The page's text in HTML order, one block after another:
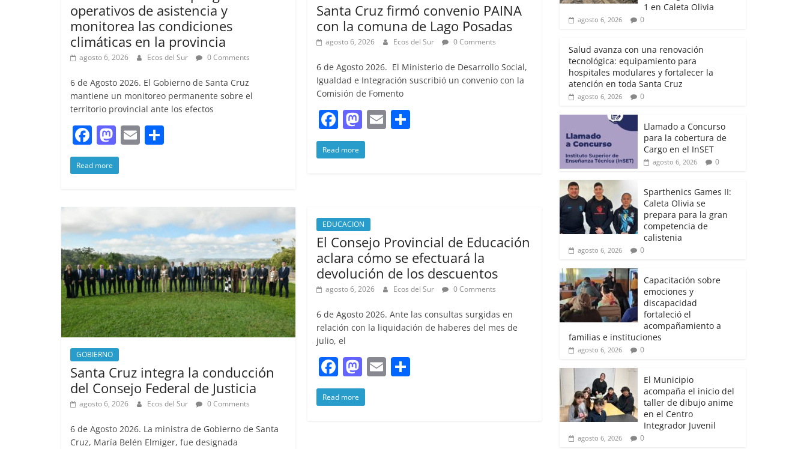
operativos de asistencia y
monitorea las condiciones
climáticas en la provincia
agosto 6, 2026 Ecos del Sur 0 Comments
6 de Agosto 2026. El Gobierno de Santa Cruz
mantiene un monitoreo permanente sobre el
territorio provincial ante los efectos
F
a
c
b
o
o
k
M
a
st
d
o
n
E
Read more
Santa Cruz firmó convenio PAINA
con la comuna de Lago Posadas
agosto 6, 2026 Ecos del Sur 0 Comments
6 de Agosto 2026. El Ministerio de Desarrollo Social,
Igualdad e Integración suscribió un convenio con la
Comisión de Fomento
F
a
c
o
o
k
M
a
st
o
n
E
Read more
GOBIERNO
Santa Cruz integra la conducción
del Consejo Federal de Justicia
agosto 6, 2026 Ecos del Sur 0 Comments
6 de Agosto 2026. La ministra de Gobierno de Santa
Cruz, María Belén Elmiger, fue designada
EDUCACION
El Consejo Provincial de Educación
aclara cómo se efectuará la
devolución de los descuentos
agosto 6, 2026 Ecos del Sur 0 Comments
6 de Agosto 2026. Ante las consultas surgidas en
relación con la liquidación de haberes del mes de
julio, el
F
a
c
M
a
st
E
Read more
1 en Caleta Olivia
agosto 6, 2026 0
Salud avanza con una renovación
tecnológica: equipamiento para
hospitales modulares y fortalecer la
atención en toda Santa Cruz
agosto 6, 2026 0
Llamado a Concurso
para la cobertura de
Cargo en el InSET
agosto 6, 2026 0
Sparthenics Games II:
Caleta Olivia se
prepara para la gran
competencia de
calistenia
agosto 6, 2026 0
Capacitación sobre
emociones y
discapacidad
fortaleció el
acompañamiento a
familias e instituciones
agosto 6, 2026 0
El Municipio
acompaña el inicio del
taller de dibujo anime
en el Centro
Integrador Juvenil
agosto 6, 2026 0